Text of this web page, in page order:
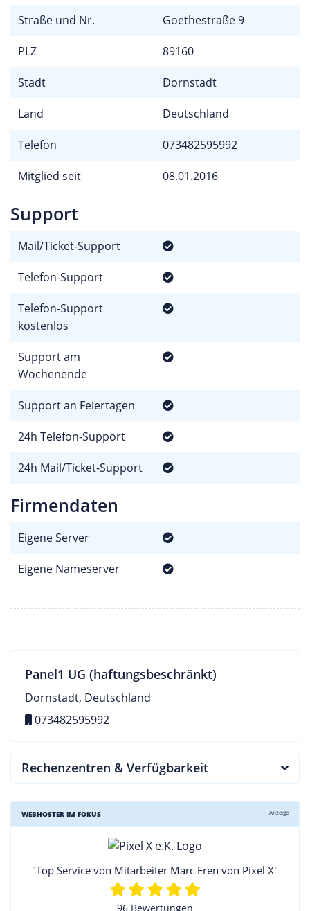
Straße und Nr. Goethestraße 9
PLZ 89160
Stadt Dornstadt
Land Deutschland
Telefon 073482595992
Mitglied seit 08.01.2016
Support
Mail/Ticket-Support
Telefon-Support
Telefon-Support
kostenlos
Support am
Wochenende
Support an Feiertagen
24h Telefon-Support
24h Mail/Ticket-Support
Firmendaten
Eigene Server
Eigene Nameserver
Panel1 UG (haftungsbeschränkt)
Dornstadt, Deutschland
073482595992
Rechenzentren & Verfügbarkeit
WEBHOSTER IM FOKUS Anzeige
"Top Service von Mitarbeiter Marc Eren von Pixel X"
96 Bewertungen